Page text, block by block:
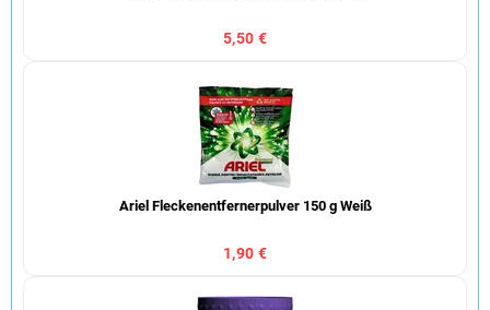
5,50 €
Ariel Fleckenentfernerpulver 150 g Weiß
1,90 €